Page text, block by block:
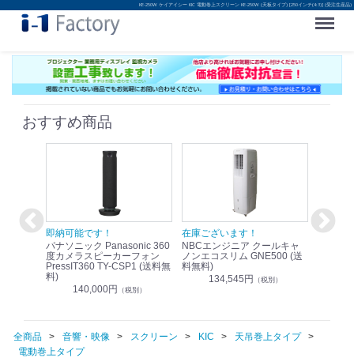
KE-250W ケイアイシー KIC 電動巻上スクリーン KE-250W (天板タイプ) [250インチ(4:3)] (受注生産品)
Menu
おすすめ商品
即納可能です！
パナソニック Panasonic 360
度カメラスピーカーフォン
PressIT360 TY-CSP1 (送料無
料)
140,000円 （税別）
在庫ございます！
NBCエンジニア クールキャ
ノンエコスリム GNE500 (送
料無料)
134,545円 （税別）
即納可
全商品 音響・映像 スクリーン KIC
天吊巻上タイプ
電動巻上タイプ